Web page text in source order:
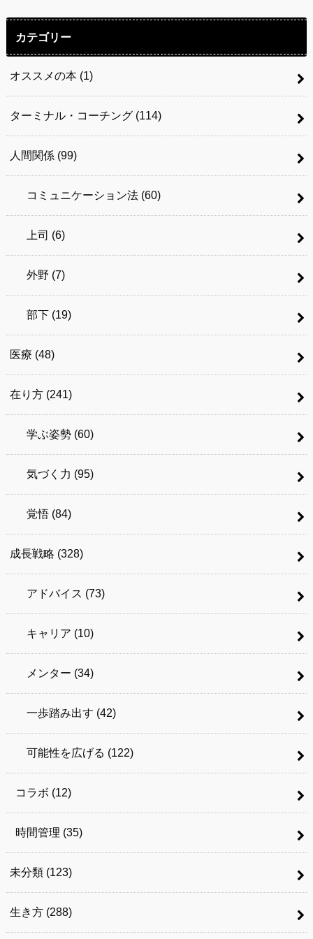
カテゴリー
オススメの本 (1)
ターミナル・コーチング (114)
人間関係 (99)
コミュニケーション法 (60)
上司 (6)
外野 (7)
部下 (19)
医療 (48)
在り方 (241)
学ぶ姿勢 (60)
気づく力 (95)
覚悟 (84)
成長戦略 (328)
アドバイス (73)
キャリア (10)
メンター (34)
一歩踏み出す (42)
可能性を広げる (122)
コラボ (12)
時間管理 (35)
未分類 (123)
生き方 (288)